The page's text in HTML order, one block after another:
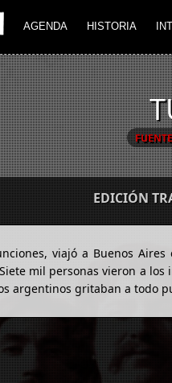
AGENDA HISTORIA
FUENTE
EDICIÓN
viajó a Buenos Aires
mil personas vieron a
argentinos gritaban a todo